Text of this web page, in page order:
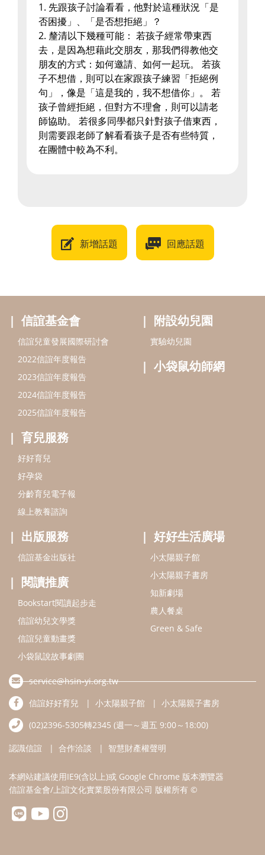
1. 先跟孩子討論看看，他對於這種狀況「是
否困擾」、「是否想拒絕」？
2. 釐清以下幾種可能： 若孩子經常帶東西
去，是因為想藉此交朋友，那我們得教他交
朋友的方式：如何邀請、如何一起玩。 若孩
子不想借，則可以在家跟孩子練習「拒絕例
句」，像是「這是我的，我不想借你」。 若
孩子曾經拒絕，但對方不理會，則可以請老
師協助。 若很多同學都只針對孩子借東西，
則需要跟老師了解看看孩子是否有些特質，
在團體中較為不利。
新增話題 回應話題
信誼基金會
信誼兒童發展國際研討會
2022信誼年度報告
2023信誼年度報告
2024信誼年度報告
2025信誼年度報告
育兒服務
好好育兒
好孕袋
分齡育兒電子報
線上教養諮詢
附設幼兒園
實驗幼兒園
小袋鼠幼師網
出版服務
信誼基金出版社
閱讀推廣
Bookstart閱讀起步走
信誼幼兒文學獎
信誼兒童動畫獎
小袋鼠說故事劇團
好好生活廣場
小太陽親子館
小太陽親子書房
知新劇場
農人餐桌
Green & Safe
service@hsin-yi.org.tw
信誼好好育兒
小太陽親子館
小太陽親子書房
(02)2396-5305轉2345 (週一～週五 9:00～18:00)
認識信誼 合作洽談 智慧財產權聲明
本網站建議使用IE9(含以上)或 Google Chrome 版本瀏覽器
信誼基金會/上誼文化實業股份有限公司 版權所有 ©